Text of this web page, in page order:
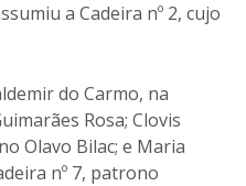
a Cadeira nº 2, cujo
do Carmo, na
Rosa; Clovis
Olavo Bilac; e Maria
nº 7, patrono